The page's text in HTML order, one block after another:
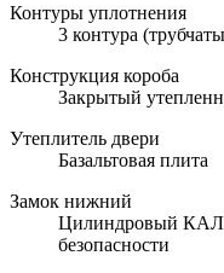
Контуры уплотнения
3 контура
Конструкция короба
Закрытый
Утеплитель двери
Базальтовая плита
Замок нижний
Цилиндровый
безопасности